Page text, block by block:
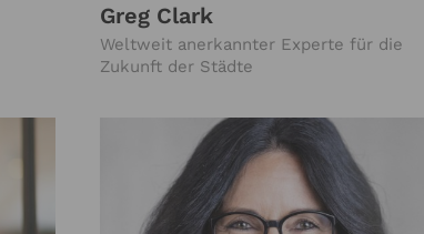
Greg Clark
Weltweit anerkannter Experte für die
Zukunft der Städte